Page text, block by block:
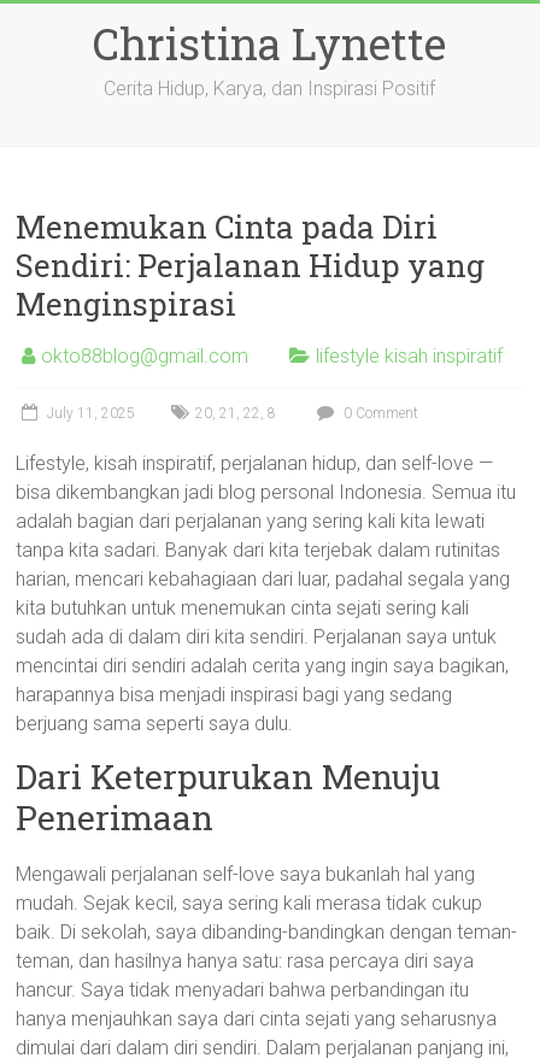
Christina Lynette
Cerita Hidup, Karya, dan Inspirasi Positif
Menemukan Cinta pada Diri
Sendiri: Perjalanan Hidup yang
Menginspirasi
okto88blog@gmail.com lifestyle kisah inspiratif
July 11, 2025 20,21 ,22 ,8 0 Comment
Lifestyle, kisah inspiratif, perjalanan hidup, dan self-love —
bisa dikembangkan jadi blog personal Indonesia. Semua itu
adalah bagian dari perjalanan yang sering kali kita lewati
tanpa kita sadari. Banyak dari kita terjebak dalam rutinitas
harian, mencari kebahagiaan dari luar, padahal segala yang
kita butuhkan untuk menemukan cinta sejati sering kali
sudah ada di dalam diri kita sendiri. Perjalanan saya untuk
mencintai diri sendiri adalah cerita yang ingin saya bagikan,
harapannya bisa menjadi inspirasi bagi yang sedang
berjuang sama seperti saya dulu.
Dari Keterpurukan Menuju
Penerimaan
Mengawali perjalanan self-love saya bukanlah hal yang
mudah. Sejak kecil, saya sering kali merasa tidak cukup
baik. Di sekolah, saya dibanding-bandingkan dengan teman-
teman, dan hasilnya hanya satu: rasa percaya diri saya
hancur. Saya tidak menyadari bahwa perbandingan itu
hanya menjauhkan saya dari cinta sejati yang seharusnya
dimulai dari dalam diri sendiri. Dalam perjalanan panjang ini,